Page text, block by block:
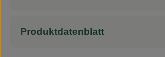
Produktdatenblatt